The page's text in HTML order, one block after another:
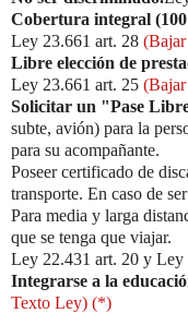
Cobertura integral
Ley 23.661 art. 28
Libre elección de
Ley 23.661 art. 25
Solicitar un "Pase
subte, avión) para la
para su acompañante.
Poseer certificado de
transporte. En caso de
Para media y larga
que se tenga que viajar.
Ley 22.431 art. 20 y Ley
Integrarse a la
Texto Ley) (*)